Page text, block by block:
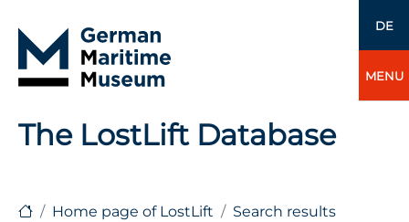
DE
MENU
The LostLift Database
Home page of LostLift
Search results